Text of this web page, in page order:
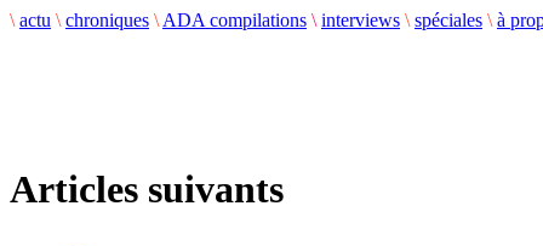
\ actu \ chroniques \ ADA compilations \ interviews \ spéciales \ à
Articles suivants